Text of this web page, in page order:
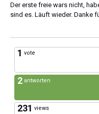
Der erste freie wars nicht,
sind es. Läuft wieder. Danke
1 vote
2 antworten
231 views